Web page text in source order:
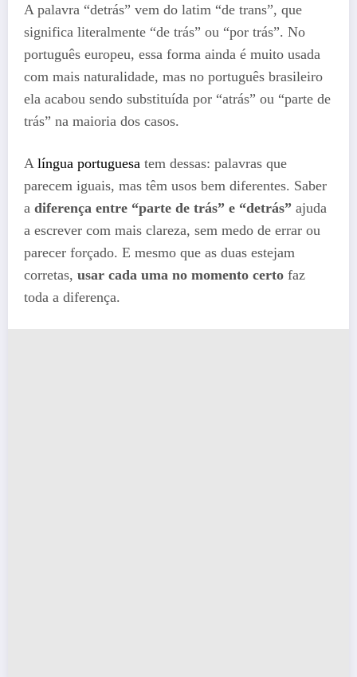
A palavra “detrás” vem do latim “de trans”, que
significa literalmente “de trás” ou “por trás”. No
português europeu, essa forma ainda é muito usada
com mais naturalidade, mas no português brasileiro
ela acabou sendo substituída por “atrás” ou “parte de
trás” na maioria dos casos.
A língua portuguesa tem dessas: palavras que
parecem iguais, mas têm usos bem diferentes. Saber
a diferença entre “parte de trás” e “detrás” ajuda
a escrever com mais clareza, sem medo de errar ou
parecer forçado. E mesmo que as duas estejam
corretas, usar cada uma no momento certo faz
toda a diferença.